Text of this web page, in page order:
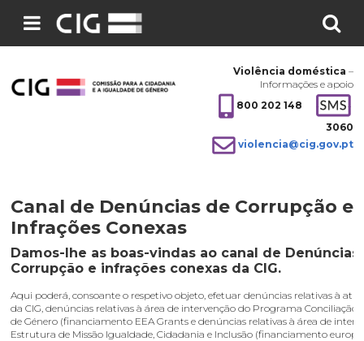
Violência doméstica –
Informações e apoio
800 202 148
3060
violencia@cig.gov.pt
Canal de Denúncias de Corrupção e
Infrações Conexas
Damos-lhe as boas-vindas ao canal de Denúncias
Corrupção e infrações conexas da CIG.
Aqui poderá, consoante o respetivo objeto, efetuar denúncias relativas à
da CIG, denúncias relativas à área de intervenção do Programa Conciliação
de Género (financiamento EEA Grants e denúncias relativas à área de
Estrutura de Missão Igualdade, Cidadania e Inclusão (financiamento
Pesquisar